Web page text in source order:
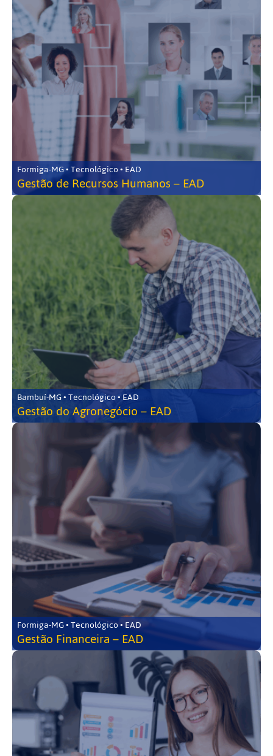
Formiga-MG • Tecnológico • EAD
Gestão de Recursos Humanos – EAD
Bambuí-MG • Tecnológico • EAD
Gestão do Agronegócio – EAD
Formiga-MG • Tecnológico • EAD
Gestão Financeira – EAD